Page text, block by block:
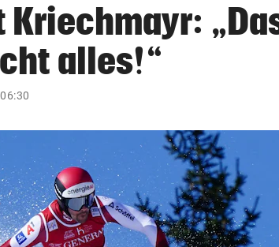
& Co KG 2026
alles!“